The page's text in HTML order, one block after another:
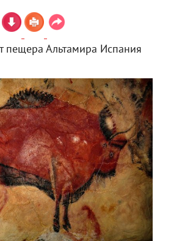
пещера Альтамира Испания